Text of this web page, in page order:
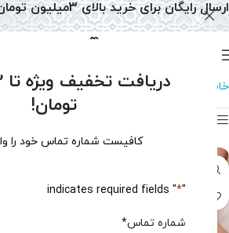
تومان!
کافیست شماره تماس خود را
"
*
" indicates required fields
شماره تماس*
خانه دستبند دستبند هفت چاکرا
ارسال رایگان برای خرید بالای 3میلیون تومان